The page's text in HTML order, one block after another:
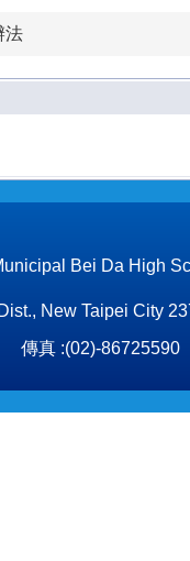
法
Bei Da High
New Taipei City
傳真 :(02)-86725590